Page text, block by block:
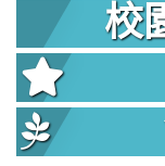
校